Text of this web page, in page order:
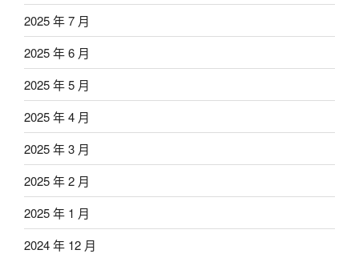
2025 年 7 月
2025 年 6 月
2025 年 5 月
2025 年 4 月
2025 年 3 月
2025 年 2 月
2025 年 1 月
2024 年 12 月